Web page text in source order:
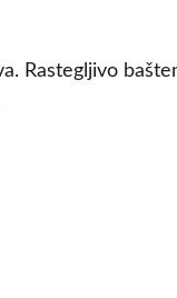
Rastegljivo